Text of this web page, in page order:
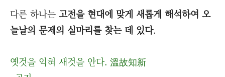
다른 하나는 고전을 현대에 맞게 새롭게 해석하여 오
늘날의 문제의 실마리를 찾는 데 있다.
옛것을 익혀 새것을 안다. 溫故知新